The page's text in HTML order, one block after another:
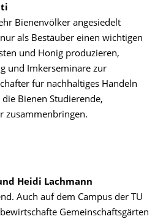
Bienenvölker angesiedelt
als Bestäuber einen wichtigen
und Honig produzieren,
und Imkerseminare zur
für nachhaltiges Handeln
Bienen Studierende,
zusammenbringen.
Heidi Lachmann
Auch auf dem Campus der TU
Gemeinschaftsgärten